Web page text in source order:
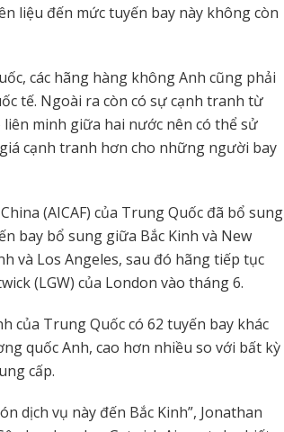
liệu đến mức tuyến bay này không còn
các hãng hàng không Anh cũng phải
tế. Ngoài ra còn có sự cạnh tranh từ
minh giữa hai nước nên có thể sử
cạnh tranh hơn cho những người bay
(AICAF) của Trung Quốc đã bổ sung
bay bổ sung giữa Bắc Kinh và New
và Los Angeles, sau đó hãng tiếp tục
(LGW) của London vào tháng 6.
của Trung Quốc có 62 tuyến bay khác
quốc Anh, cao hơn nhiều so với bất kỳ
cấp.
dịch vụ này đến Bắc Kinh”, Jonathan